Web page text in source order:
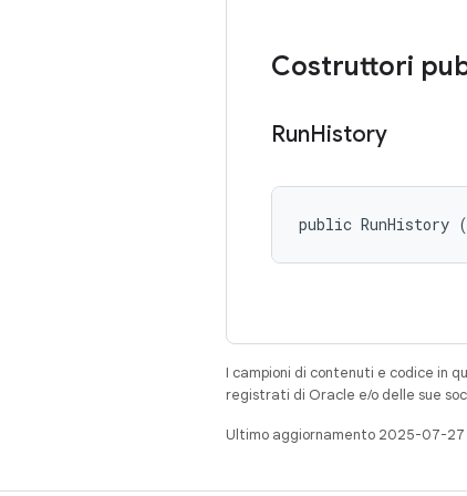
Costruttori
RunHistory
public RunHistory
I campioni di contenuti e codice in
registrati di Oracle e/o delle sue
Ultimo aggiornamento 2025-07-27